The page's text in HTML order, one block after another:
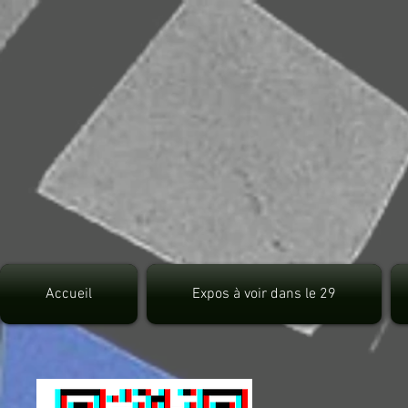
src="https://pagead2.googlesyndication.com/pagead/js/adsbygoogle.js">
Accueil Expos à voir dans le 29